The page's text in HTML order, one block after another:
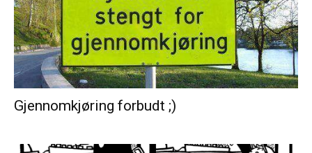
Gjennomkjøring forbudt ;)